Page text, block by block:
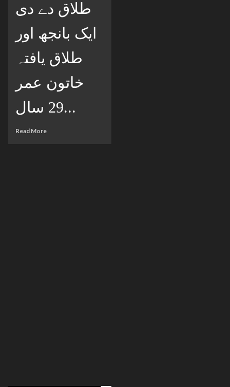
طلاق دے دی
ایک بانجھ اور
طلاق یافتہ
خاتون عمر
29 سال...
Read More